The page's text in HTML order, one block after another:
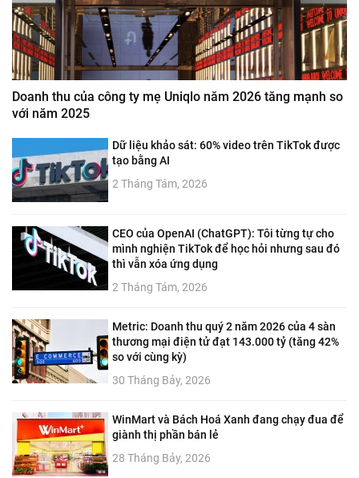
Doanh thu của công ty mẹ Uniqlo năm 2026 tăng mạnh so
với năm 2025
Dữ liệu khảo sát: 60% video trên TikTok được
tạo bằng AI
2 Tháng Tám, 2026
CEO của OpenAI (ChatGPT): Tôi từng tự cho
mình nghiện TikTok để học hỏi nhưng sau đó
thì vẫn xóa ứng dụng
2 Tháng Tám, 2026
Metric: Doanh thu quý 2 năm 2026 của 4 sàn
thương mại điện tử đạt 143.000 tỷ (tăng 42%
so với cùng kỳ)
30 Tháng Bảy, 2026
WinMart và Bách Hoá Xanh đang chạy đua để
giành thị phần bán lẻ
28 Tháng Bảy, 2026